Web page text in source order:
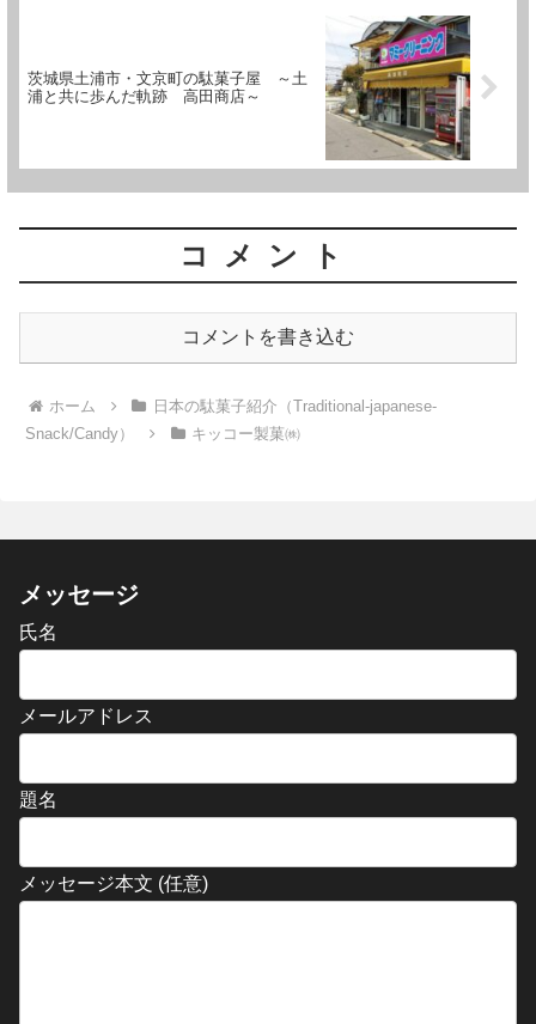
茨城県土浦市・文京町の駄菓子屋 ～土
浦と共に歩んだ軌跡 高田商店～
コメント
コメントを書き込む
ホーム
日本の駄菓子紹介（Traditional-japanese-
Snack/Candy）
キッコー製菓㈱
メッセージ
氏名
メールアドレス
題名
メッセージ本文 (任意)